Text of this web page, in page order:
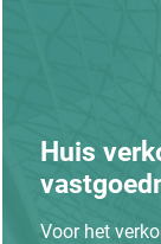
Huis
Voor het